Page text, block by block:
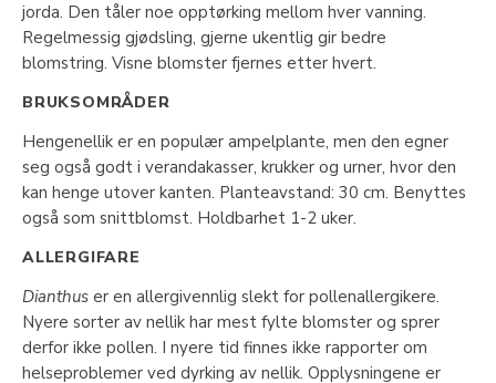
jorda. Den tåler noe opptørking mellom hver vanning.
Regelmessig gjødsling, gjerne ukentlig gir bedre
blomstring. Visne blomster fjernes etter hvert.
BRUKSOMRÅDER
Hengenellik er en populær ampelplante, men den egner
seg også godt i verandakasser, krukker og urner, hvor den
kan henge utover kanten. Planteavstand: 30 cm. Benyttes
også som snittblomst. Holdbarhet 1-2 uker.
ALLERGIFARE
Dianthus er en allergivennlig slekt for pollenallergikere.
Nyere sorter av nellik har mest fylte blomster og sprer
derfor ikke pollen. I nyere tid finnes ikke rapporter om
helseproblemer ved dyrking av nellik. Opplysningene er